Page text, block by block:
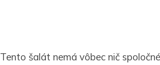
Tento šalát nemá vôbec nič